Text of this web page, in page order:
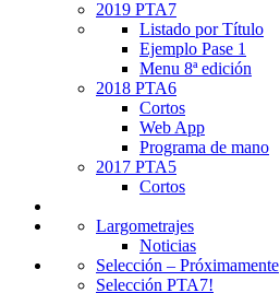
2019 PTA7
Listado por Título
Ejemplo Pase 1
Menu 8ª edición
2018 PTA6
Cortos
Web App
Programa de mano
2017 PTA5
Cortos
Largometrajes
Noticias
Selección – Próximamente
Selección PTA7!